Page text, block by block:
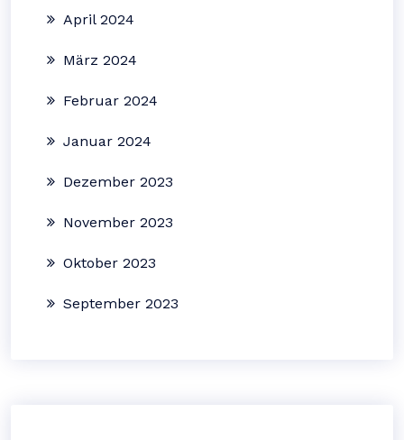
April 2024
März 2024
Februar 2024
Januar 2024
Dezember 2023
November 2023
Oktober 2023
September 2023